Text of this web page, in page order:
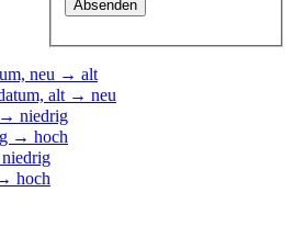
neu → alt
alt → neu
niedrig
→ hoch
hoch